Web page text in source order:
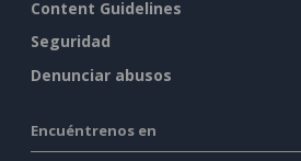
Content Guidelines
Seguridad
Denunciar abusos
Encuéntrenos en